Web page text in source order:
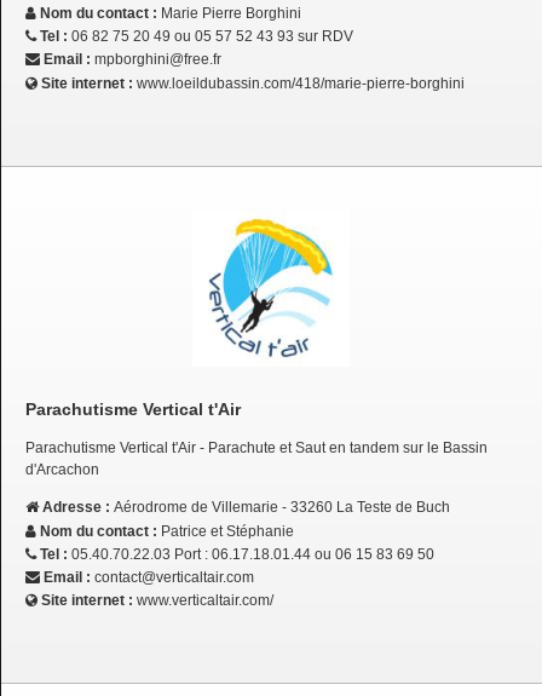
Nom du contact : Marie Pierre Borghini
Tel : 06 82 75 20 49 ou 05 57 52 43 93 sur RDV
Email : mpborghini@free.fr
Site internet : www.loeildubassin.com/418/marie-pierre-borghini
Parachutisme Vertical t'Air
Parachutisme Vertical t'Air - Parachute et Saut en tandem sur le Bassin
d'Arcachon
Adresse : Aérodrome de Villemarie - 33260 La Teste de Buch
Nom du contact : Patrice et Stéphanie
Tel : 05.40.70.22.03 Port : 06.17.18.01.44 ou 06 15 83 69 50
Email : contact@verticaltair.com
Site internet : www.verticaltair.com/